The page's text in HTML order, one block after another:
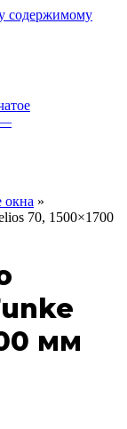
содержимому
окна »
70, 1500×1700
мм